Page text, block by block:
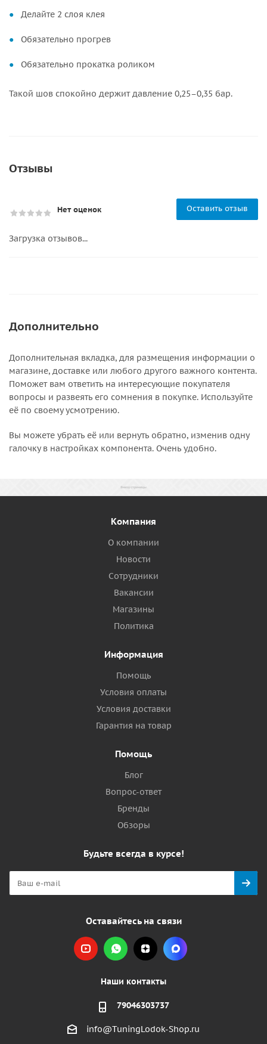
Делайте 2 слоя клея
Обязательно прогрев
Обязательно прокатка роликом
Такой шов спокойно держит давление 0,25–0,35 бар.
Отзывы
Нет оценок Оставить отзыв
Загрузка отзывов...
Дополнительно
Дополнительная вкладка, для размещения информации о
магазине, доставке или любого другого важного контента.
Поможет вам ответить на интересующие покупателя
вопросы и развеять его сомнения в покупке. Используйте
её по своему усмотрению.
Вы можете убрать её или вернуть обратно, изменив одну
галочку в настройках компонента. Очень удобно.
Компания
О компании
Новости
Сотрудники
Вакансии
Магазины
Политика
Информация
Помощь
Условия оплаты
Условия доставки
Гарантия на товар
Помощь
Блог
Вопрос-ответ
Бренды
Обзоры
Будьте всегда в курсе!
Оставайтесь на связи
Наши контакты
79046303737
info@TuningLodok-Shop.ru